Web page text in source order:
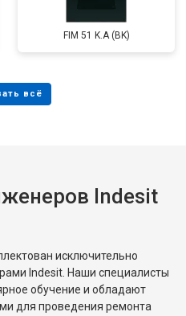
FIM 51 K.A (BK)
Indesit
исключительно
Indesit. Наши специалисты
обучение и обладают
для проведения ремонта